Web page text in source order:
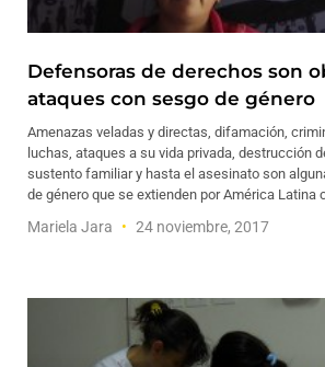
Defensoras de derechos son
ataques con sesgo de género
Amenazas veladas y directas, difamación,
luchas, ataques a su vida privada, destrucción
sustento familiar y hasta el asesinato son
de género que se extienden por América Latina
Mariela Jara 24 noviembre, 2017